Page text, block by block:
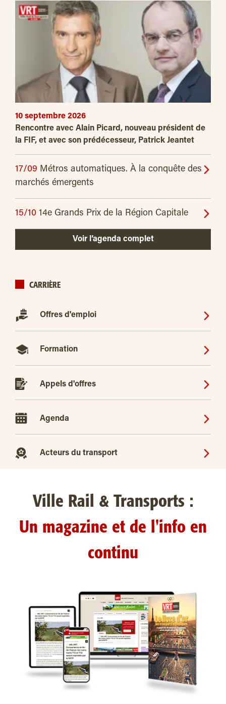
10 septembre 2026
Rencontre avec Alain Picard, nouveau président de
la FIF, et avec son prédécesseur, Patrick Jeantet
17/09 Métros automatiques. À la conquête des
marchés émergents
15/10 14e Grands Prix de la Région Capitale
Voir l’agenda complet
CARRIÈRE
Offres d'emploi
Formation
Appels d'offres
Agenda
Acteurs du transport
Ville Rail & Transports :
Un magazine et de l'info en
continu